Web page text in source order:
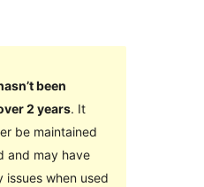
been
2 years. It
be maintained
and may have
issues when used